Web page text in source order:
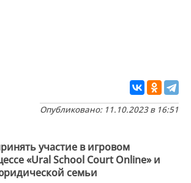
Опубликовано: 11.10.2023 в 16:51
участие в игровом
«Ural School Court Online» и
семьи